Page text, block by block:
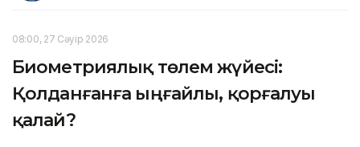
08:00, 27 Сәуір 2026
Биометриялық төлем жүйесі:
Қолданғанға ыңғайлы, қорғалуы
қалай?